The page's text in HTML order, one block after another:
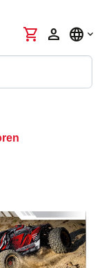
shopping_cart person language